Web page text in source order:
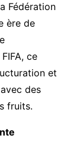
Fédération
ère de
ce
et
des
fruits.